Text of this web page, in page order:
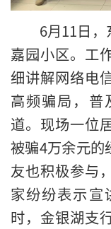
6月11日
嘉园小区。工
细讲解网络电
高频骗局，普
道。现场一位
被骗4万余元的
友也积极参与
家纷纷表示宣
时，金银湖支